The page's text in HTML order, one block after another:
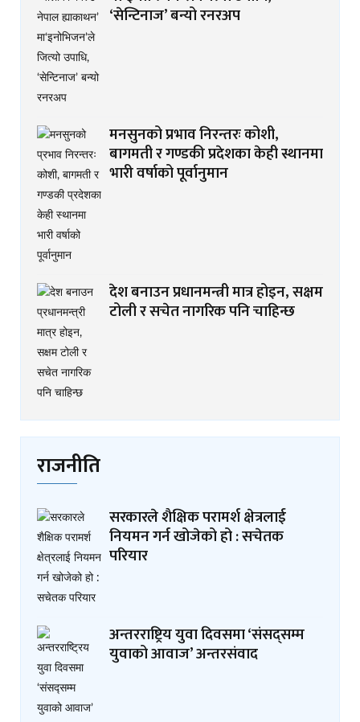
‘सेन्टिनाज’ बन्यो रनरअप
मनसुनको प्रभाव निरन्तरः कोशी,
बागमती र गण्डकी प्रदेशका केही स्थानमा
भारी वर्षाको पूर्वानुमान
देश बनाउन प्रधानमन्त्री मात्र होइन, सक्षम
टोली र सचेत नागरिक पनि चाहिन्छ
राजनीति
सरकारले शैक्षिक परामर्श क्षेत्रलाई
नियमन गर्न खोजेको हो : सचेतक
परियार
अन्तरराष्ट्रिय युवा दिवसमा ‘संसद्सम्म
युवाको आवाज’ अन्तरसंवाद